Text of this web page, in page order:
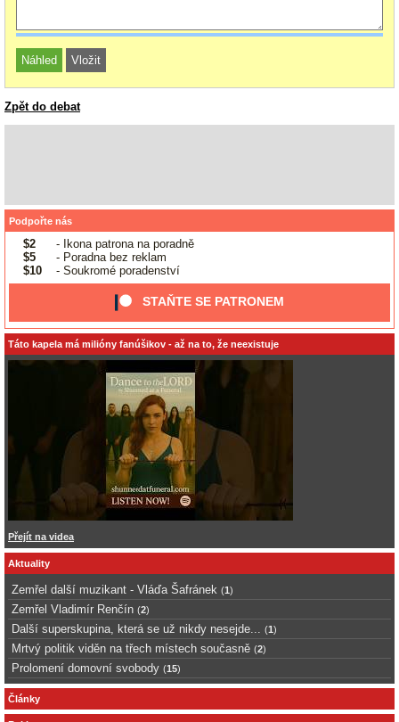
Zpět do debat
Podpořte nás
$2
- Ikona patrona na poradně
$5
- Poradna bez reklam
$10
- Soukromé poradenství
STAŇTE SE PATRONEM
Táto kapela má milióny fanúšikov - až na to, že neexistuje
Přejít na videa
Aktuality
Zemřel další muzikant - Vláďa Šafránek (1)
Zemřel Vladimír Renčín (2)
Další superskupina, která se už nikdy nesejde... (1)
Mrtvý politik viděn na třech místech současně (2)
Prolomení domovní svobody (15)
Články